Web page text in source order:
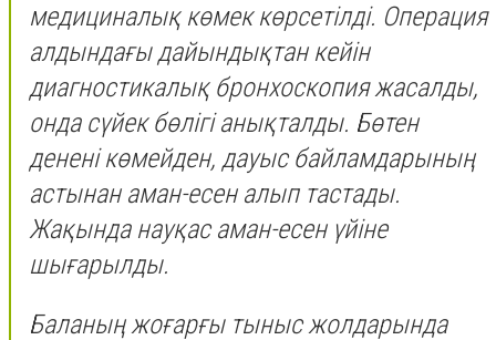
медициналық көмек көрсетілді. Операция
алдындағы дайындықтан кейін
диагностикалық бронхоскопия жасалды,
онда сүйек бөлігі анықталды. Бөтен
денені көмейден, дауыс байламдарының
астынан аман-есен алып тастады.
Жақында науқас аман-есен үйіне
шығарылды.
Баланың жоғарғы тыныс жолдарында